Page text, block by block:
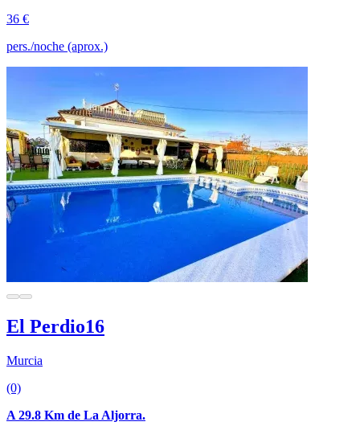
36 €
pers./noche (aprox.)
El Perdio16
Murcia
(0)
A 29.8 Km de La Aljorra.